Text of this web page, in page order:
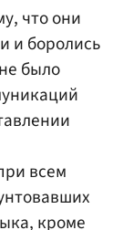
что они
и боролись
было
всем
кроме